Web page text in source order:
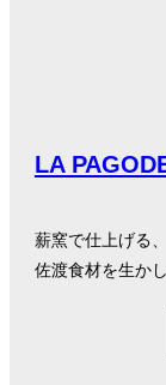
LA
薪窯で仕上げる、
佐渡食材を生か